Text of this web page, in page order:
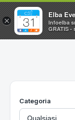
Home
Utilità
Categoria
×
Elba
Infoelba
GRATIS -